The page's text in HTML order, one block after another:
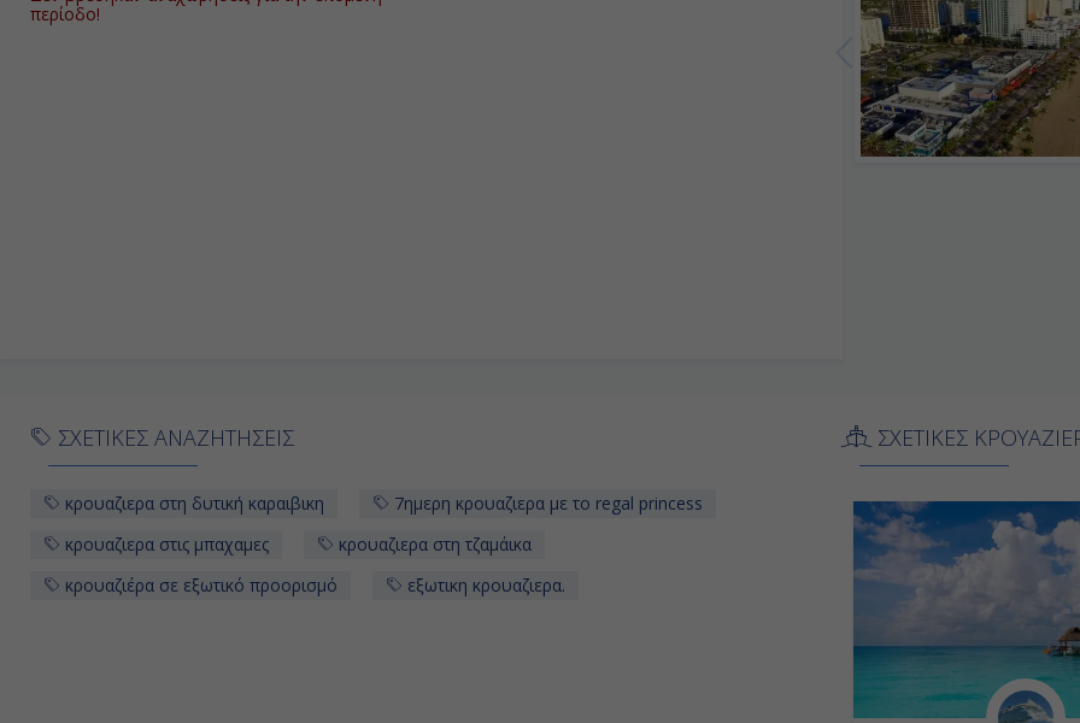
περίοδο!
ΣΧΕΤΙΚΕΣ ΑΝΑΖΗΤΗΣΕΙΣ
κρουαζιερα στη δυτική καραιβικη
7ημερη κρουαζιερα με το regal princess
κρουαζιερα στις μπαχαμες
κρουαζιερα στη τζαμάικα
κρουαζιέρα σε εξωτικό προορισμό
εξωτικη κρουαζιερα.
ΣΧΕΤΙΚΕΣ